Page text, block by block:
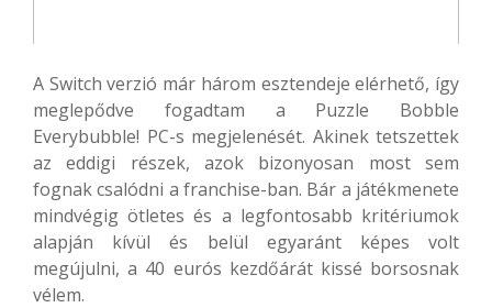
A Switch verzió már három esztendeje elérhető, így
meglepődve fogadtam a Puzzle Bobble
Everybubble! PC-s megjelenését. Akinek tetszettek
az eddigi részek, azok bizonyosan most sem
fognak csalódni a franchise-ban. Bár a játékmenete
mindvégig ötletes és a legfontosabb kritériumok
alapján kívül és belül egyaránt képes volt
megújulni, a 40 eurós kezdőárát kissé borsosnak
vélem.